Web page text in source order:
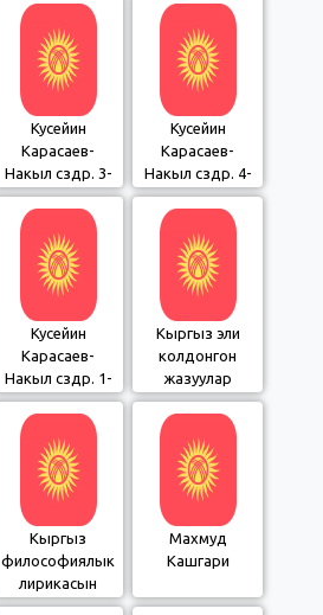
Кусейин
Карасаев-
Накыл сөздөр. 3-
бөлүм
Кусейин
Карасаев-
Накыл сөздөр. 4-
бөлүм
Кусейин
Карасаев-
Накыл сөздөр. 1-
бөлүм
Кыргыз эли
колдонгон
жазуулар
Кыргыз
философиялык
лирикасын
жаратуучулар
Махмуд
Кашгари